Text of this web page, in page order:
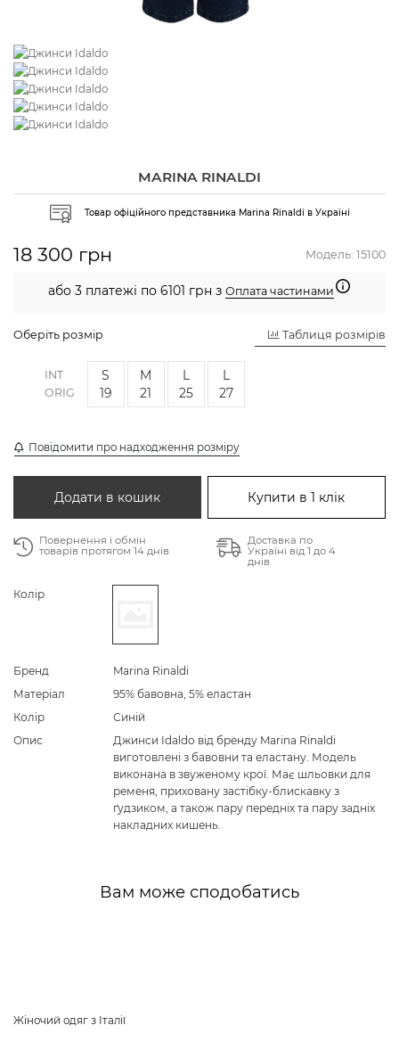
MARINA RINALDI
Товар офіційного представника Marina Rinaldi в Україні
Модель: 15100
18 300 грн
або 3 платежі по 6101 грн з Оплата частинами
Оберіть розмір Таблиця розмірів
INT
ORIG
S
19
M
21
L
25
L
27
Повідомити про надходження розміру
Додати в кошик Купити в 1 клік
Повернення і обмін
товарів протягом 14 днів
Доставка по
Україні від 1 до 4
днів
Колір
Бренд
Marina Rinaldi
Матеріал
95% бавовна, 5% еластан
Колір
Синій
Опис
Джинси Idaldo від бренду Marina Rinaldi
виготовлені з бавовни та еластану. Модель
виконана в звуженому крої. Має шльовки для
ременя, приховану застібку-блискавку з
ґудзиком, а також пару передніх та пару задніх
накладних кишень.
Вам може сподобатись
Жіночий одяг з Італії